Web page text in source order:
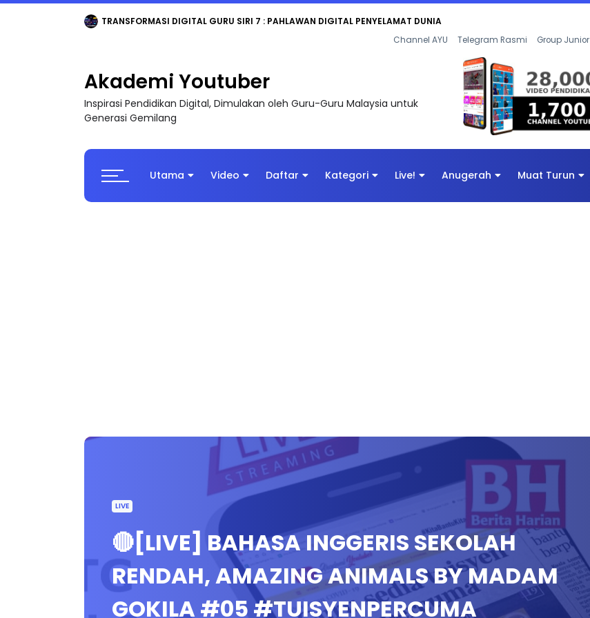
TRANSFORMASI DIGITAL GURU SIRI 7 : PAHLAWAN DIGITAL PENYELAMAT DUNIA
Channel AYU Telegram Rasmi Group Junior
Akademi Youtuber
Inspirasi Pendidikan Digital, Dimulakan oleh Guru-Guru Malaysia untuk
Generasi Gemilang
Utama Video Daftar Kategori Live! Anugerah Muat Turun
LIVE
🔴[LIVE] BAHASA INGGERIS SEKOLAH
RENDAH, AMAZING ANIMALS BY MADAM
GOKILA #05 #TUISYENPERCUMA